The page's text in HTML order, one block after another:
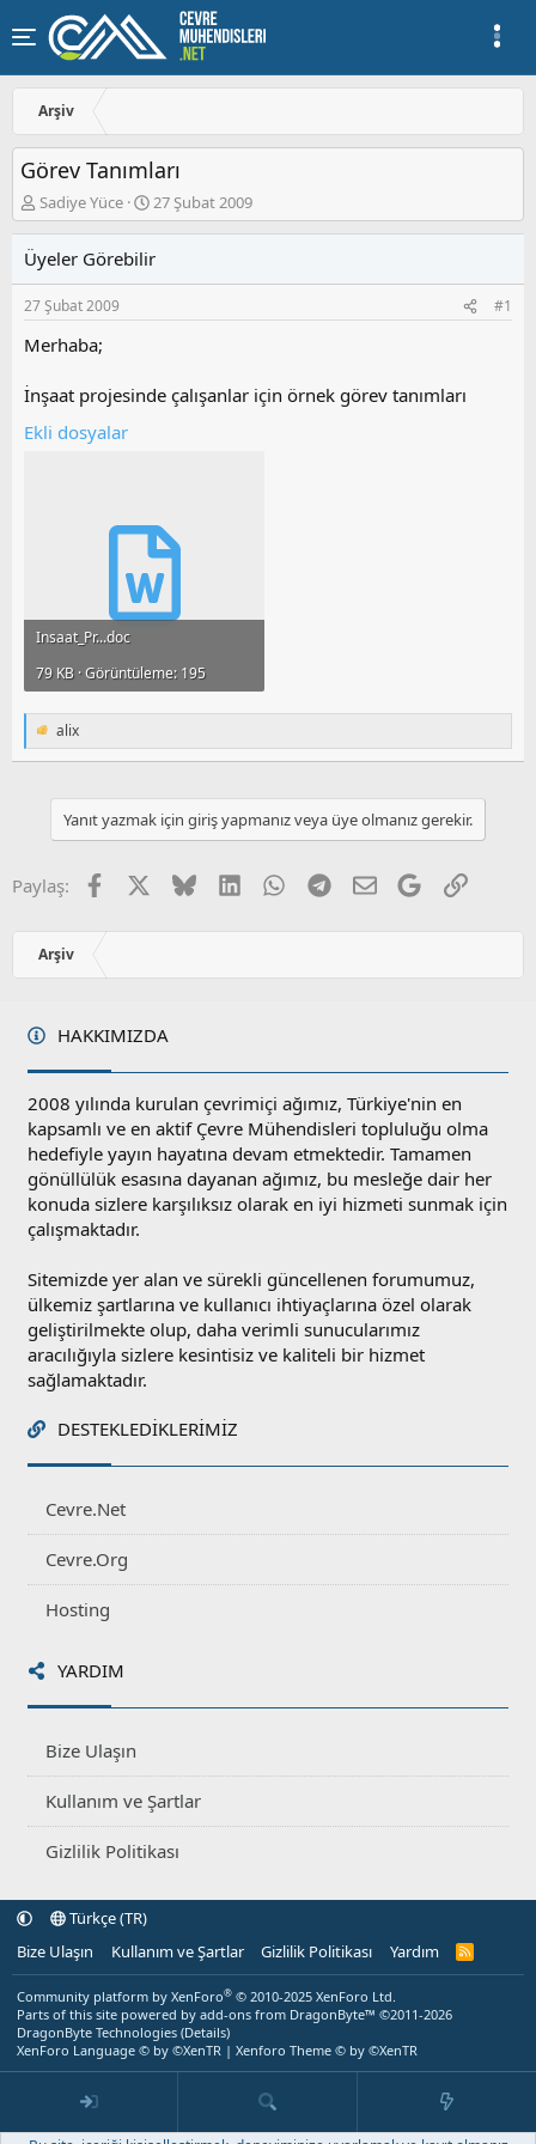
Arşiv
Görev Tanımları
K
o
u
y
u
a
l
t
Sadiye Yüce
B
a
l
a
t
27 Şubat 2009
Üyeler Görebilir
27 Şubat 2009 #1
Merhaba;
İnşaat projesinde çalışanlar için örnek görev tanımları
Ekli dosyalar
Insaat_Pr...doc
79 KB · Görüntüleme: 195
T
e
:
alix
Yanıt yazmak için giriş yapmanız veya üye olmanız gerekir.
Paylaş: Facebook BlueskyLinkedInWhatsApp
Telegram
E-postaGoogleLink
Arşiv
HAKKIMIZDA
2008 yılında kurulan çevrimiçi ağımız, Türkiye'nin en
kapsamlı ve en aktif Çevre Mühendisleri topluluğu olma
hedefiyle yayın hayatına devam etmektedir. Tamamen
gönüllülük esasına dayanan ağımız, bu mesleğe dair her
konuda sizlere karşılıksız olarak en iyi hizmeti sunmak için
çalışmaktadır.
Sitemizde yer alan ve sürekli güncellenen forumumuz,
ülkemiz şartlarına ve kullanıcı ihtiyaçlarına özel olarak
geliştirilmekte olup, daha verimli sunucularımız
aracılığıyla sizlere kesintisiz ve kaliteli bir hizmet
sağlamaktadır.
DESTEKLEDIKLERIMIZ
Cevre.Net
Cevre.Org
Hosting
YARDIM
Bize Ulaşın
Kullanım ve Şartlar
Gizlilik Politikası
Türkçe (TR)
Bize Ulaşın
Kullanım ve Şartlar Gizlilik Politikası Yardım
R
Community platform by XenForo® © 2010-2025 XenForo Ltd.
Parts of this site powered by add-ons from DragonByte™ ©2011-2026
DragonByte Technologies (Details)
XenForo Language © by ©XenTR | Xenforo Theme © by ©XenTR